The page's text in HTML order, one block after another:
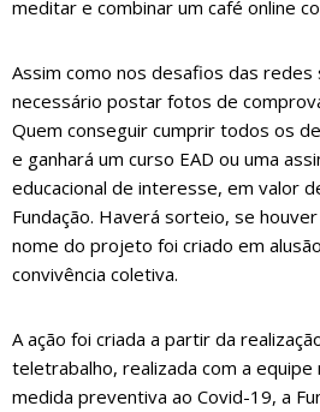
meditar e combinar um café online
Assim como nos desafios das redes
necessário postar fotos de
Quem conseguir cumprir todos os
e ganhará um curso EAD ou uma
educacional de interesse, em valor
Fundação. Haverá sorteio, se
nome do projeto foi criado em
convivência coletiva.
A ação foi criada a partir da
teletrabalho, realizada com a equipe
medida preventiva ao Covid-19, a